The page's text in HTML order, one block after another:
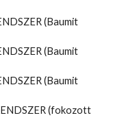
(Baumit
(Baumit
(Baumit
(fokozott